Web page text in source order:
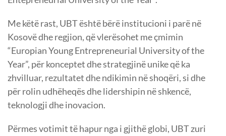
Me këtë rast, UBT është bërë institucioni i parë në
Kosovë dhe regjion, që vlerësohet me çmimin
“Europian Young Entrepreneurial University of the
Year”, për konceptet dhe strategjinë unike që ka
zhvilluar, rezultatet dhe ndikimin në shoqëri, si dhe
për rolin udhëheqës dhe lidershipin në shkencë,
teknologji dhe inovacion.
Përmes votimit të hapur nga i gjithë globi, UBT zuri